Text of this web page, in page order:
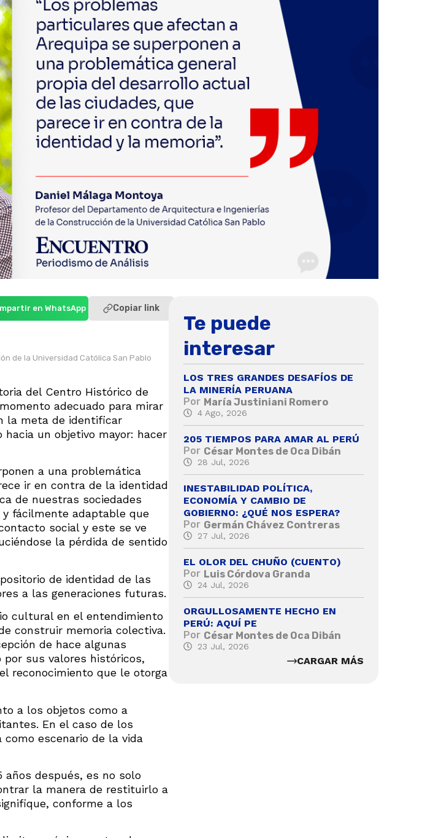
en WhatsApp Copiar link
de la Universidad Católica San Pablo
del Centro Histórico de
adecuado para mirar
la meta de identificar
un objetivo mayor: hacer
a una problemática
ir en contra de la identidad
de nuestras sociedades
fácilmente adaptable que
social y este se ve
la pérdida de sentido
de identidad de las
a las generaciones futuras.
cultural en el entendimiento
construir memoria colectiva.
de hace algunas
sus valores históricos,
reconocimiento que le otorga
a los objetos como a
En el caso de los
escenario de la vida
después, es no solo
la manera de restituirlo a
conforme a los
Te puede
interesar
LOS TRES GRANDES DESAFÍOS DE
LA MINERÍA PERUANA
Por María Justiniani Romero
4 Ago, 2026
205 TIEMPOS PARA AMAR AL PERÚ
Por César Montes de Oca Dibán
28 Jul, 2026
INESTABILIDAD POLÍTICA,
ECONOMÍA Y CAMBIO DE
GOBIERNO: ¿QUÉ NOS ESPERA?
Por Germán Chávez Contreras
27 Jul, 2026
EL OLOR DEL CHUÑO (CUENTO)
Por Luis Córdova Granda
24 Jul, 2026
ORGULLOSAMENTE HECHO EN
PERÚ: AQUÍ PE
Por César Montes de Oca Dibán
23 Jul, 2026
CARGAR MÁS